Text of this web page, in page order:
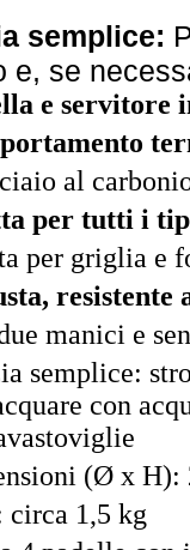
semplice:
e, se
e servitore
al
per tutti i
per griglia e
resistente
manici e
semplice:
con
(Ø x H):
circa 1,5 kg